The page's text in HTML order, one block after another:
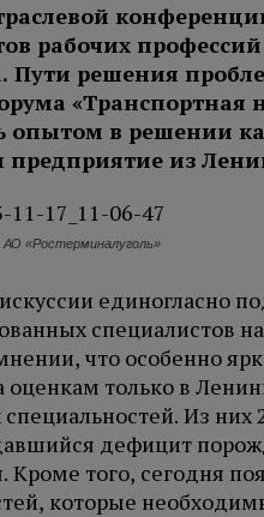
рабочих
Пути решения
«Транспортная
опытом в решении
предприятие из
«Ростерминалуголь»
единогласно
специалистов
что особенно
оценкам только в
специальностей. Из
дефицит
Кроме того, сегодня
которые